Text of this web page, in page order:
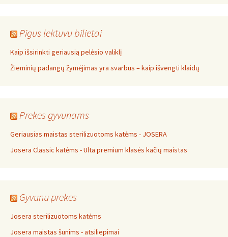
Pigus lektuvu bilietai
Kaip išsirinkti geriausią pelėsio valiklį
Žieminių padangų žymėjimas yra svarbus – kaip išvengti klaidų
Prekes gyvunams
Geriausias maistas sterilizuotoms katėms - JOSERA
Josera Classic katėms - Ulta premium klasės kačių maistas
Gyvunu prekes
Josera sterilizuotoms katėms
Josera maistas šunims - atsiliepimai